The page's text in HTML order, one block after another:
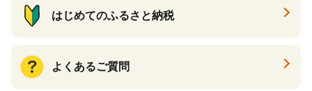
はじめてのふるさと納税
よくあるご質問